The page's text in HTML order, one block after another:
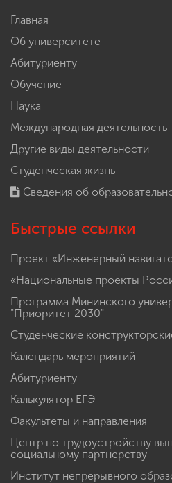
Главная
Об университете
Абитуриенту
Обучение
Наука
Международная деятельность
Другие виды деятельности
Студенческая жизнь
Сведения об
Быстрые ссылки
Проект «Инженерный
«Национальные проекты
Программа Мининского
"Приоритет 2030"
Студенческие
Календарь мероприятий
Абитуриенту
Калькулятор ЕГЭ
Факультеты и направления
Центр по трудоустройству
социальному партнерству
Институт непрерывного